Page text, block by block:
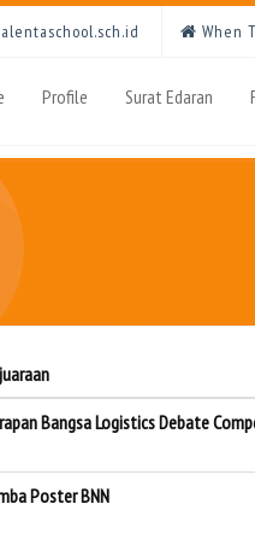
When
Profile Surat Edaran
Bangsa Logistics Debate
Poster BNN